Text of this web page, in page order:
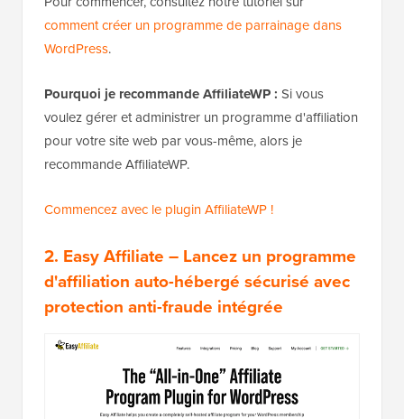
comment créer un programme de parrainage dans
WordPress.
Pourquoi je recommande AffiliateWP : Si vous
voulez gérer et administrer un programme d'affiliation
pour votre site web par vous-même, alors je
recommande AffiliateWP.
Commencez avec le plugin AffiliateWP !
2. Easy Affiliate – Lancez un programme
d'affiliation auto-hébergé sécurisé avec
protection anti-fraude intégrée